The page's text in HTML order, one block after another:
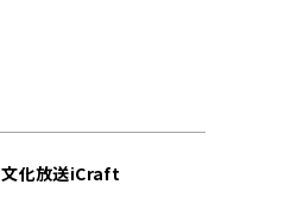
文化放送iCraft